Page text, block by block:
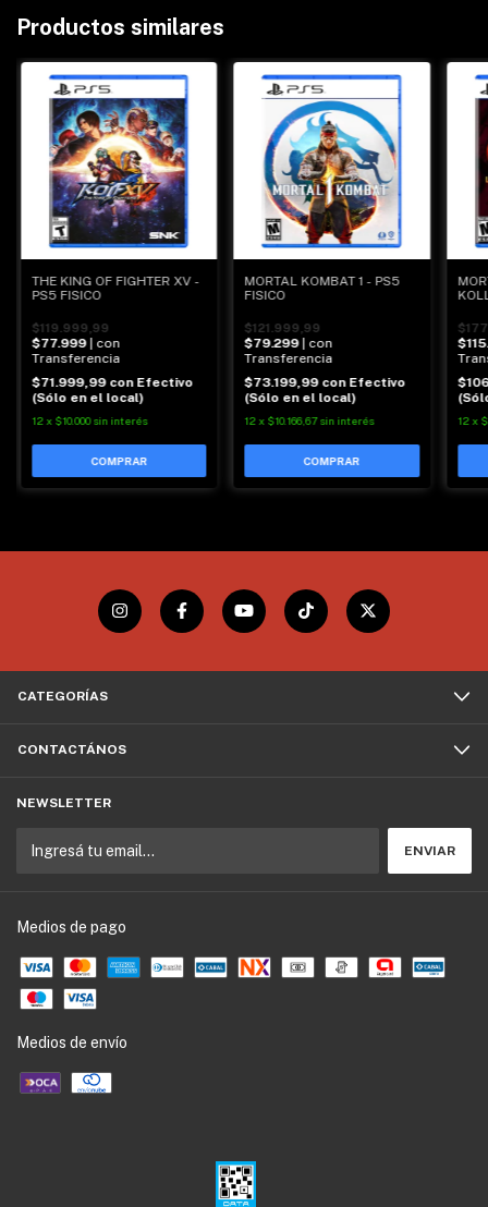
Productos similares
THE KING OF FIGHTER XV -
PS5 FISICO
$119.999,99
$77.999 | con
Transferencia
$71.999,99 con Efectivo
(Sólo en el local)
12 x $10.000 sin interés
MORTAL KOMBAT 1 - PS5
FISICO
$121.999,99
$79.299 | con
Transferencia
$73.199,99 con Efectivo
(Sólo en el local)
12 x $10.166,67 sin interés 12 x
CATEGORÍAS
CONTACTÁNOS
NEWSLETTER
Medios de pago
Medios de envío